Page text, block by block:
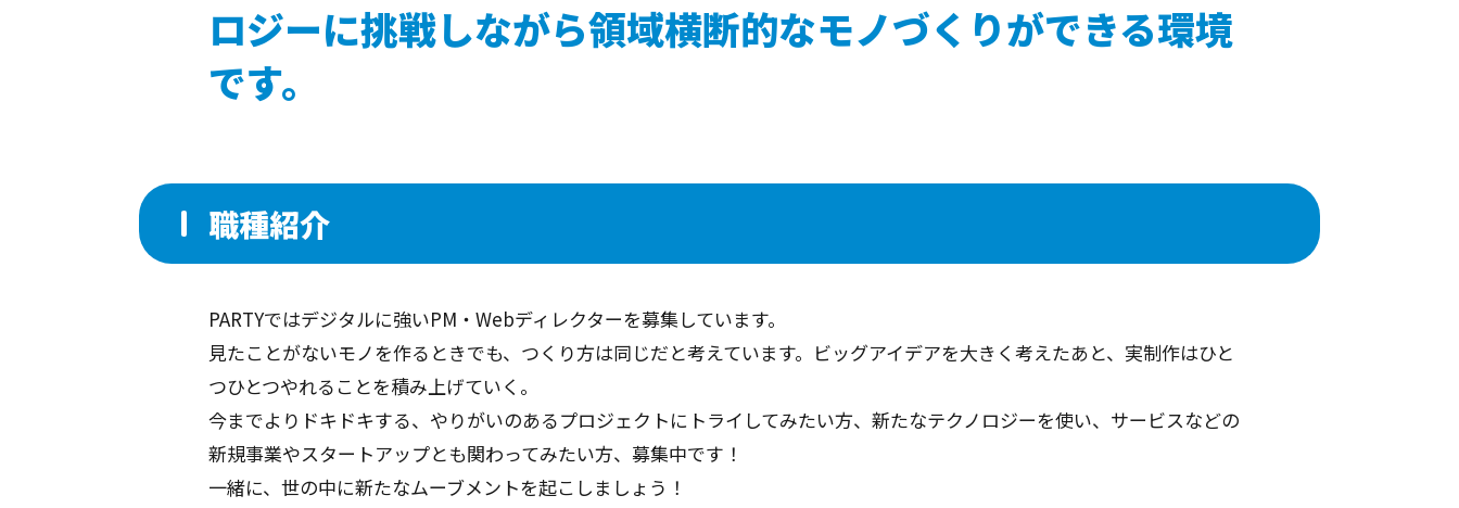
ロジーに挑戦しながら領域横断的なモノづくりができる環境
です。
職種紹介
PARTYではデジタルに強いPM・Webディレクターを募集しています。
見たことがないモノを作るときでも、つくり方は同じだと考えています。ビッグアイデアを大きく考えたあと、実制作はひと
つひとつやれることを積み上げていく。
今までよりドキドキする、やりがいのあるプロジェクトにトライしてみたい方、新たなテクノロジーを使い、サービスなどの
新規事業やスタートアップとも関わってみたい方、募集中です！
一緒に、世の中に新たなムーブメントを起こしましょう！